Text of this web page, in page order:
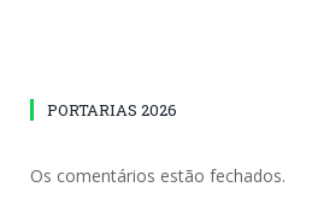
PORTARIAS 2026
Os comentários estão fechados.